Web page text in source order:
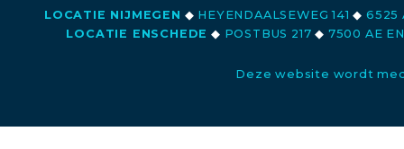
LOCATIE NIJMEGEN ◆ HEYENDAALSEWEG 141◆ 6525
LOCATIE ENSCHEDE ◆ POSTBUS 217◆ 7500 AE
Deze website wordt